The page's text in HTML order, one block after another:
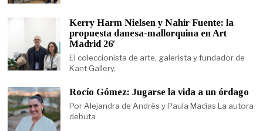
Kerry Harm Nielsen y Nahir Fuente: la
propuesta danesa-mallorquina en Art
Madrid 26′
El coleccionista de arte, galerista y fundador de
Kant Gallery,
Rocío Gómez: Jugarse la vida a un órdago
Por Alejandra de Andrés y Paula Macías La autora
debuta